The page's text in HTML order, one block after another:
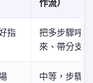
作流）
指
把多步驟呼
來、帶分支
中等，步驟